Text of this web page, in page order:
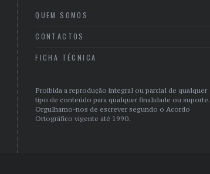
QUEM SOMOS
CONTACTOS
FICHA TÉCNICA
Proibida a reprodução integral ou parcial de qualquer
tipo de conteúdo para qualquer finalidade ou suporte.
Orgulhamo-nos de escrever segundo o Acordo
Ortográfico vigente até 1990.